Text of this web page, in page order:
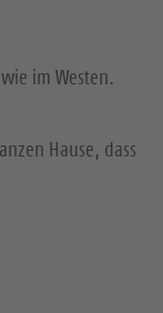
im Westen.
Hause, dass